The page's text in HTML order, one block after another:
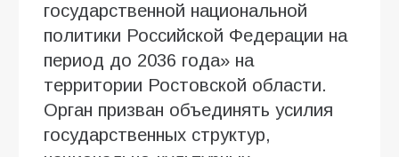
государственной национальной
политики Российской Федерации на
период до 2036 года» на
территории Ростовской области.
Орган призван объединять усилия
государственных структур,